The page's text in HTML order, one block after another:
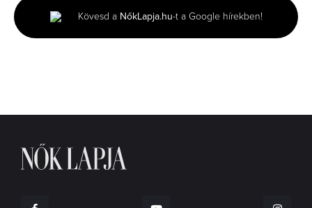
minutes,
6
seconds
Kövesd a NőkLapja.hu-t a Google hírekben!